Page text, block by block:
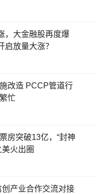
，大金融股再度爆
启放量大涨？
改造 PCCP管道行
忙
房突破13亿，“封神
火出圈
创产业合作交流对接